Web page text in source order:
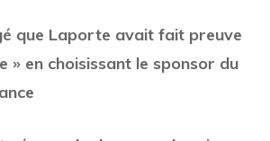
que Laporte avait fait preuve
» en choisissant le sponsor du